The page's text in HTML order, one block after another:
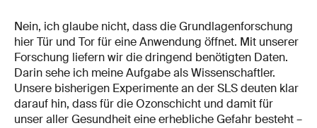
Nein, ich glaube nicht, dass die Grundlagenforschung
hier Tür und Tor für eine Anwendung öffnet. Mit unserer
Forschung liefern wir die dringend benötigten Daten.
Darin sehe ich meine Aufgabe als Wissenschaftler.
Unsere bisherigen Experimente an der SLS deuten klar
darauf hin, dass für die Ozonschicht und damit für
unser aller Gesundheit eine erhebliche Gefahr besteht –